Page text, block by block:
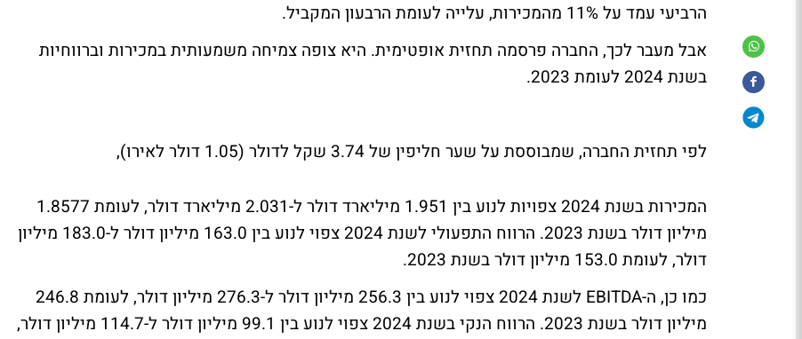
הרביעי עמד על 11% מהמכירות, עלייה לעומת הרבעון המקביל.
אבל מעבר לכך, החברה פרסמה תחזית אופטימית. היא צופה צמיחה משמעותית במכירות וברווחיות
בשנת 2024 לעומת 2023.
לפי תחזית החברה, שמבוססת על שער חליפין של 3.74 שקל לדולר (1.05 דולר לאירו),
המכירות בשנת 2024 צפויות לנוע בין 1.951 מיליארד דולר ל-2.031 מיליארד דולר, לעומת 1.8577
מיליון דולר בשנת 2023. הרווח התפעולי לשנת 2024 צפוי לנוע בין 163.0 מיליון דולר ל-183.0 מיליון
דולר, לעומת 153.0 מיליון דולר בשנת 2023.
כמו כן, ה-EBITDA לשנת 2024 צפוי לנוע בין 256.3 מיליון דולר ל-276.3 מיליון דולר, לעומת 246.8
מיליון דולר בשנת 2023. הרווח הנקי בשנת 2024 צפוי לנוע בין 99.1 מיליון דולר ל-114.7 מיליון דולר,